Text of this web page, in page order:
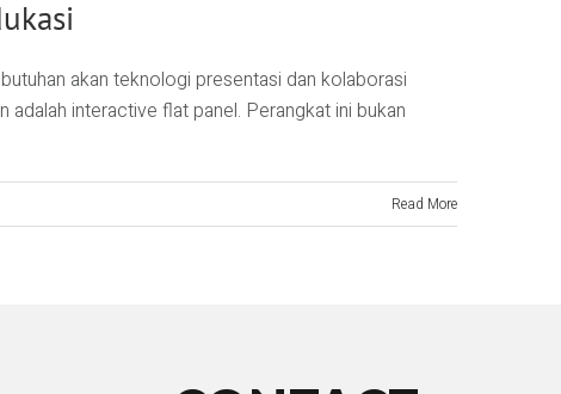
akan teknologi presentasi dan kolaborasi
interactive flat panel. Perangkat ini bukan
Read More